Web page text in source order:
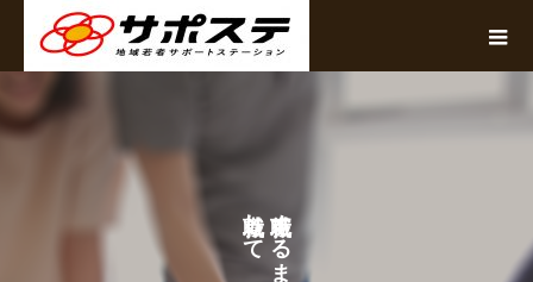
す
る
ま
し
て
か